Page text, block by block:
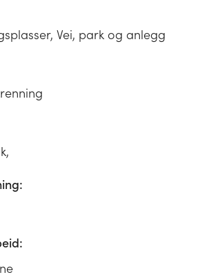
Vei, park og anlegg